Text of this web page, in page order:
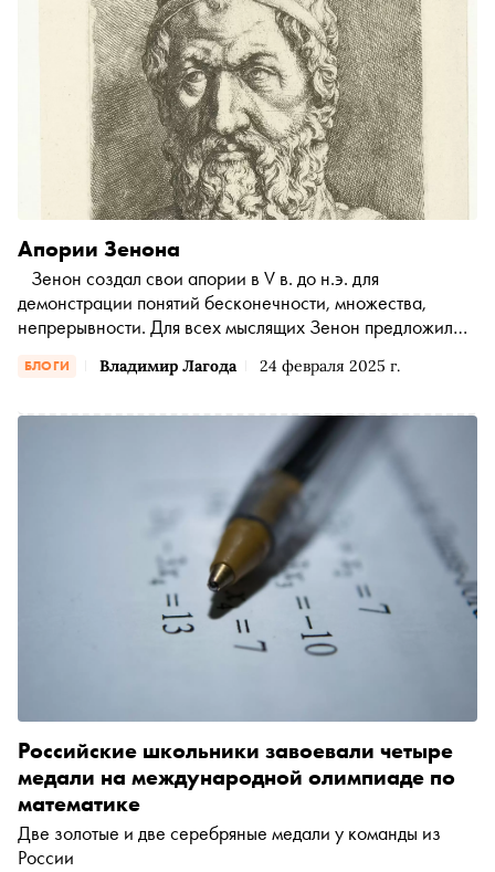
БЛОГИ Владимир Лагода 24 февраля 2025 г.
Апории Зенона
Зенон создал свои апории в V в. до н.э. для
демонстрации понятий бесконечности, множества,
непрерывности. Для всех мыслящих Зенон предложил
пространстве и времени, существующих тогда, и на
интуитивных представлениях
Российские школьники завоевали четыре
медали на международной олимпиаде по
математике
Две золотые и две серебряные медали у команды из
России